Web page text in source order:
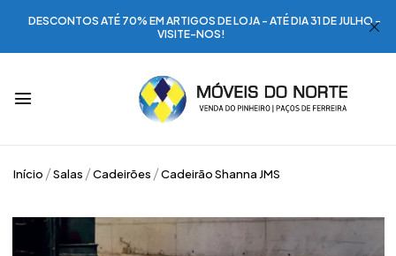
DESCONTOS ATÉ 70% EM ARTIGOS DE LOJA - ATÉ DIA 31 DE JULHO -
VISITE-NOS!
Início Salas Cadeirões Cadeirão Shanna JMS